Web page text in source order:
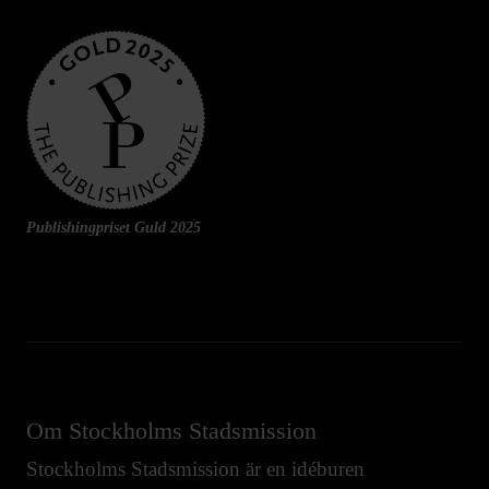
Publishingpriset Guld 2025
Om Stockholms Stadsmission
Stockholms Stadsmission är en idéburen